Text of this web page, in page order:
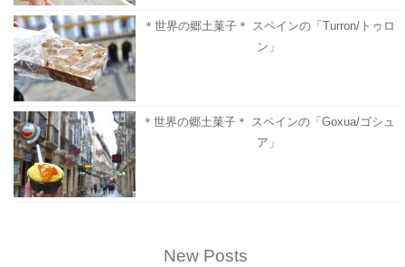
＊世界の郷土菓子＊ スペインの「Turron/トゥロ
ン」
＊世界の郷土菓子＊ スペインの「Goxua/ゴシュ
ア」
New Posts